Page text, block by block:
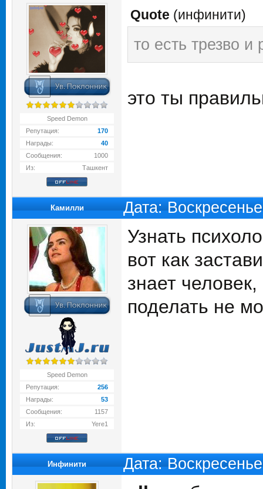
Speed Demon
Репутация:
170
Награды:
40
Сообщения:
1000
Из:
Ташкент
Quote (инфинити)
то есть трезво и
это ты
Камилли Дата:
Speed Demon
Репутация:
256
Награды:
53
Сообщения:
1157
Из:
Yere1
Узнать
вот как
знает
поделать не
Инфинити Дата: